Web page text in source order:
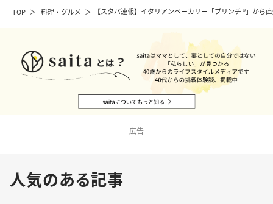
TOP 料理・グルメ 【スタバ速報】イタリアンベーカリー「プリンチ ®」から
広告
人気のある記事